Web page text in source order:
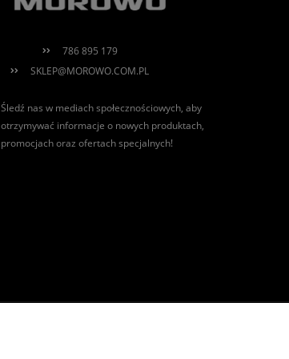
786 895 179
SKLEP@MOROWO.COM.PL
Śledź nas w mediach społecznościowych, aby
otrzymywać informacje o nowych produktach,
promocjach oraz ofertach specjalnych!